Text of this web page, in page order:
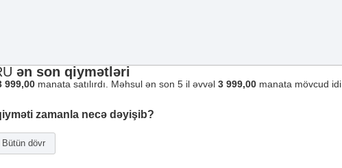
ən son qiymətləri
999,00 manata satılırdı. Məhsul ən son 5 il əvvəl 3 999,00 manata mövcud idi.
zamanla necə dəyişib?
Bütün dövr